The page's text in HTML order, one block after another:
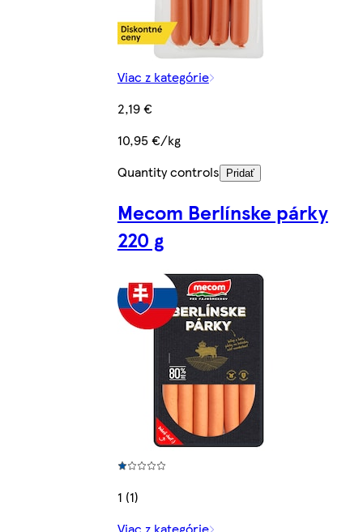
Viac z kategórie
2,19 €
10,95 €/kg
Quantity controls
Pridať
Mecom Berlínske párky
220 g
1 (1)